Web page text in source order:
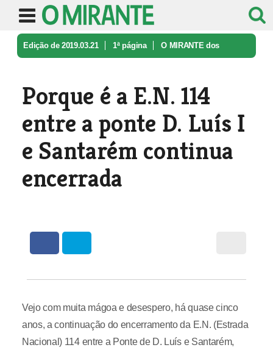
Edição de 2019.03.21 1ª página O MIRANTE dos
Porque é a E.N. 114
entre a ponte D. Luís I
e Santarém continua
encerrada
Vejo com muita mágoa e desespero, há quase cinco
anos, a continuação do encerramento da E.N. (Estrada
Nacional) 114 entre a Ponte de D. Luís e Santarém,